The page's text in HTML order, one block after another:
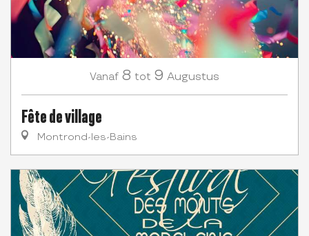
Vanaf 8 tot 9 Augustus
Fête de village
Montrond-les-Bains